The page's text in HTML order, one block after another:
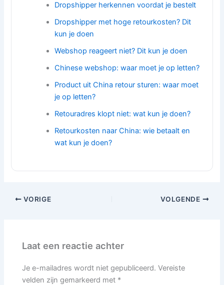
Dropshipper herkennen voordat je bestelt
Dropshipper met hoge retourkosten? Dit
kun je doen
Webshop reageert niet? Dit kun je doen
Chinese webshop: waar moet je op letten?
Product uit China retour sturen: waar moet
je op letten?
Retouradres klopt niet: wat kun je doen?
Retourkosten naar China: wie betaalt en
wat kun je doen?
VORIGE VOLGENDE
Laat een reactie achter
Je e-mailadres wordt niet gepubliceerd. Vereiste
velden zijn gemarkeerd met *